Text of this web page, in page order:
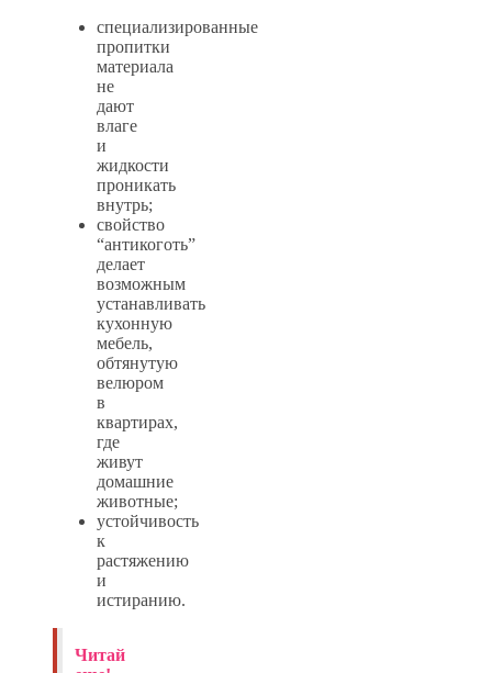
специализированные
пропитки
материала
не
дают
влаге
и
жидкости
проникать
внутрь;
свойство
“антикоготь”
делает
возможным
устанавливать
кухонную
мебель,
обтянутую
велюром
в
квартирах,
где
живут
домашние
животные;
устойчивость
к
растяжению
и
истиранию.
Читай